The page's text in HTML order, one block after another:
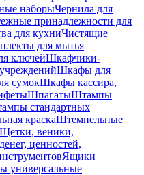
наборыЧернила для
принадлежности для
для кухниЧистящие
для мытья
ключейШкафчики-
Шкафы для
сумокШкафы кассира,
ШпагатыШтампы
стандартных
краскаШтемпельные
Щетки, веники,
ценностей,
Ящики
универсальные